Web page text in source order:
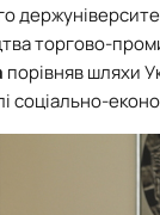
торгово-
порівняв шляхи
соціально-